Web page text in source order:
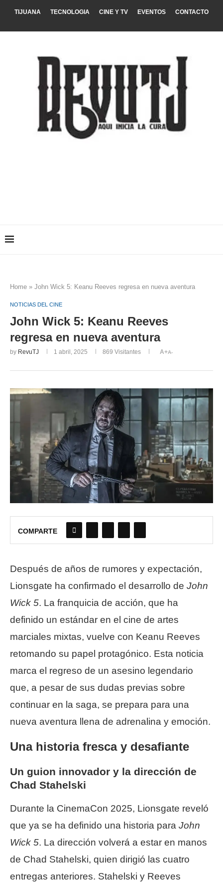
TIJUANA TECNOLOGIA CINE Y TV EVENTOS CONTACTO
Home » John Wick 5: Keanu Reeves regresa en nueva aventura
NOTICIAS DEL CINE
John Wick 5: Keanu Reeves
regresa en nueva aventura
by RevuTJ 1 abril, 2025 869 Visitantes A+A-
COMPARTE
Después de años de rumores y expectación,
Lionsgate ha confirmado el desarrollo de John
Wick 5. La franquicia de acción, que ha
definido un estándar en el cine de artes
marciales mixtas, vuelve con Keanu Reeves
retomando su papel protagónico. Esta noticia
marca el regreso de un asesino legendario
que, a pesar de sus dudas previas sobre
continuar en la saga, se prepara para una
nueva aventura llena de adrenalina y emoción.
Una historia fresca y desafiante
Un guion innovador y la dirección de
Chad Stahelski
Durante la CinemaCon 2025, Lionsgate reveló
que ya se ha definido una historia para John
Wick 5. La dirección volverá a estar en manos
de Chad Stahelski, quien dirigió las cuatro
entregas anteriores. Stahelski y Reeves